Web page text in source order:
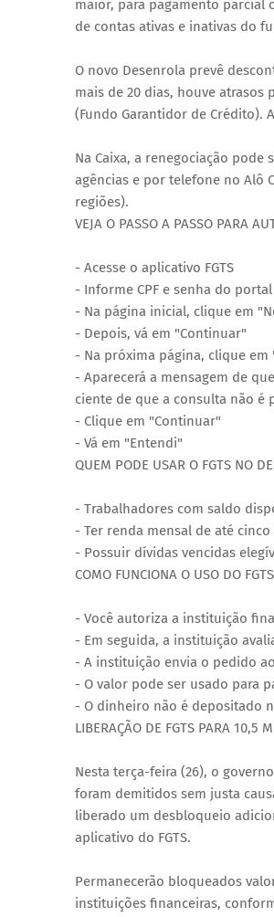
maior, para pagamento parcial
de contas ativas e inativas do
O novo Desenrola prevê
mais de 20 dias, houve atrasos
(Fundo Garantidor de Crédito).
Na Caixa, a renegociação pode
agências e por telefone no Alô
regiões).
VEJA O PASSO A PASSO PARA
- Acesse o aplicativo FGTS
- Informe CPF e senha do portal
- Na página inicial, clique em
- Depois, vá em "Continuar"
- Na próxima página, clique
- Aparecerá a mensagem de
ciente de que a consulta não é
- Clique em "Continuar"
- Vá em "Entendi"
QUEM PODE USAR O FGTS NO
- Trabalhadores com saldo
- Ter renda mensal de até
- Possuir dívidas vencidas
COMO FUNCIONA O USO DO
- Você autoriza a instituição
- Em seguida, a instituição
- A instituição envia o pedido ao
- O valor pode ser usado para
- O dinheiro não é depositado
LIBERAÇÃO DE FGTS PARA 10,5
Nesta terça-feira (26), o
foram demitidos sem justa
liberado um desbloqueio
aplicativo do FGTS.
Permanecerão bloqueados
instituições financeiras,